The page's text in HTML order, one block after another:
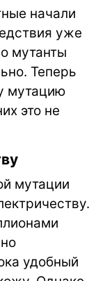
начали
уже
мутанты
Теперь
мутацию
это не
мутации
удобный